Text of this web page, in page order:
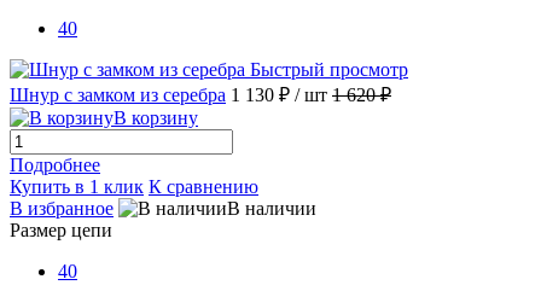
40
Быстрый просмотр
Шнур с замком из серебра 1 130 ₽ / шт 1 620 ₽
В корзину
Подробнее
Купить в 1 клик К сравнению
В избранное
В наличии
Размер цепи
40